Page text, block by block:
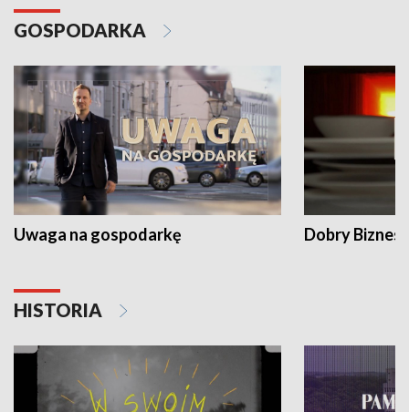
GOSPODARKA
Uwaga na gospodarkę Dobry Biznes
HISTORIA